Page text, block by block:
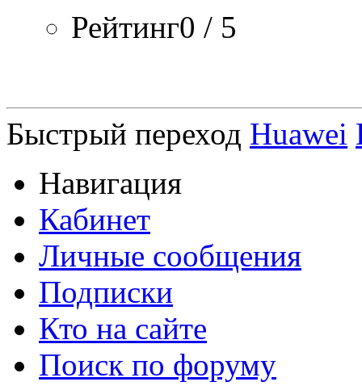
Рейтинг0 / 5
Быстрый переход Huawei
Навигация
Кабинет
Личные сообщения
Подписки
Кто на сайте
Поиск по форуму